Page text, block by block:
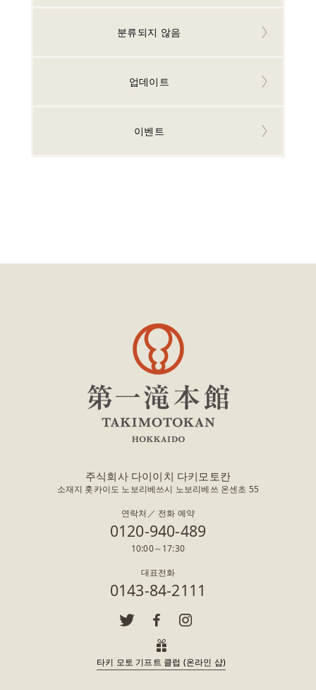
분류되지 않음
업데이트
이벤트
주식회사 다이이치 다키모토칸
소재지 홋카이도 노보리베쓰시 노보리베쓰 온센초 55
연락처／ 전화 예약
0120-940-489
10:00～17:30
대표전화
0143-84-2111
타키 모토 기프트 클럽 (온라인 샵)